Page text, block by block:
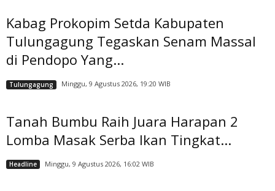
Kabag Prokopim Setda Kabupaten
Tulungagung Tegaskan Senam Massal
di Pendopo Yang...
Tulungagung Minggu, 9 Agustus 2026, 19:20 WIB
Tanah Bumbu Raih Juara Harapan 2
Lomba Masak Serba Ikan Tingkat...
Headline Minggu, 9 Agustus 2026, 16:02 WIB